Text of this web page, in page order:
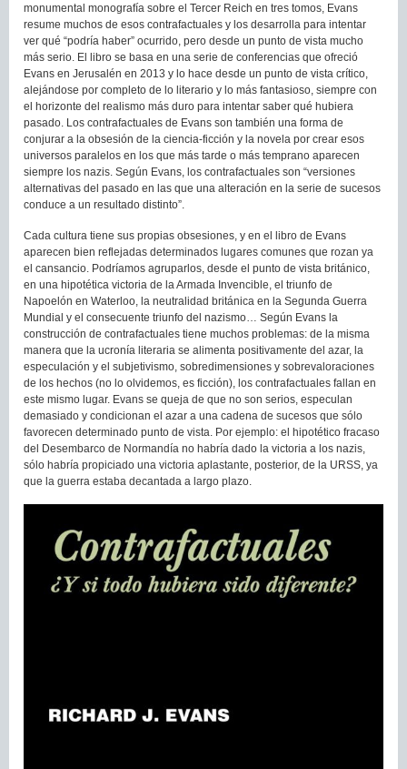
monumental monografía sobre el Tercer Reich en tres tomos, Evans
resume muchos de esos contrafactuales y los desarrolla para intentar
ver qué “podría haber” ocurrido, pero desde un punto de vista mucho
más serio. El libro se basa en una serie de conferencias que ofreció
Evans en Jerusalén en 2013 y lo hace desde un punto de vista crítico,
alejándose por completo de lo literario y lo más fantasioso, siempre con
el horizonte del realismo más duro para intentar saber qué hubiera
pasado. Los contrafactuales de Evans son también una forma de
conjurar a la obsesión de la ciencia-ficción y la novela por crear esos
universos paralelos en los que más tarde o más temprano aparecen
siempre los nazis. Según Evans, los contrafactuales son “versiones
alternativas del pasado en las que una alteración en la serie de sucesos
conduce a un resultado distinto”.
Cada cultura tiene sus propias obsesiones, y en el libro de Evans
aparecen bien reflejadas determinados lugares comunes que rozan ya
el cansancio. Podríamos agruparlos, desde el punto de vista británico,
en una hipotética victoria de la Armada Invencible, el triunfo de
Napoelón en Waterloo, la neutralidad británica en la Segunda Guerra
Mundial y el consecuente triunfo del nazismo… Según Evans la
construcción de contrafactuales tiene muchos problemas: de la misma
manera que la ucronía literaria se alimenta positivamente del azar, la
especulación y el subjetivismo, sobredimensiones y sobrevaloraciones
de los hechos (no lo olvidemos, es ficción), los contrafactuales fallan en
este mismo lugar. Evans se queja de que no son serios, especulan
demasiado y condicionan el azar a una cadena de sucesos que sólo
favorecen determinado punto de vista. Por ejemplo: el hipotético fracaso
del Desembarco de Normandía no habría dado la victoria a los nazis,
sólo habría propiciado una victoria aplastante, posterior, de la URSS, ya
que la guerra estaba decantada a largo plazo.